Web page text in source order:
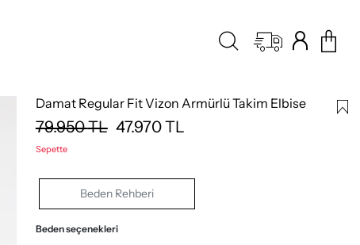
Damat Regular Fit Vizon Armürlü Takim Elbise
79.950TL 47.970TL
Sepette
Beden Rehberi
Beden seçenekleri